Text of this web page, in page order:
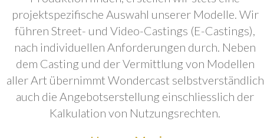
projektspezifische Auswahl unserer Modelle. Wir
führen Street- und Video-Castings (E-Castings),
nach individuellen Anforderungen durch. Neben
dem Casting und der Vermittlung von Modellen
aller Art übernimmt Wondercast selbstverständlich
auch die Angebotserstellung einschliesslich der
Kalkulation von Nutzungsrechten.